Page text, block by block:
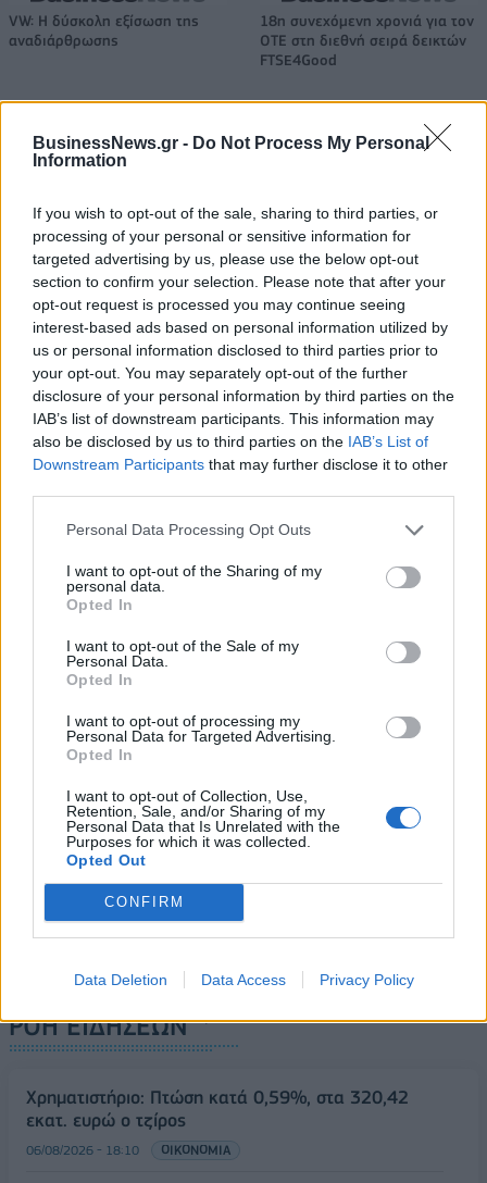
BusinessNews.gr - Do Not Process My Personal
Information
If you wish to opt-out of the sale, sharing to third parties, or
processing of your personal or sensitive information for
targeted advertising by us, please use the below opt-out
section to confirm your selection. Please note that after your
opt-out request is processed you may continue seeing
interest-based ads based on personal information utilized by
us or personal information disclosed to third parties prior to
your opt-out. You may separately opt-out of the further
disclosure of your personal information by third parties on the
IAB’s list of downstream participants. This information may
also be disclosed by us to third parties on the IAB’s List of
Downstream Participants that may further disclose it to other
Personal Data Processing Opt Outs
I want to opt-out of the Sharing of my
personal data.
Opted In
I want to opt-out of the Sale of my
Personal Data.
Opted In
I want to opt-out of processing my
Personal Data for Targeted Advertising.
Opted In
I want to opt-out of Collection, Use,
Retention, Sale, and/or Sharing of my
Personal Data that Is Unrelated with the
Purposes for which it was collected.
Opted Out
CONFIRM
Data Deletion Data Access Privacy Policy
VW: Η δύσκολη εξίσωση της
αναδιάρθρωσης
18η συνεχόμενη χρονιά για τον
ΟΤΕ στη διεθνή σειρά δεικτών
FTSE4Good
Alpha Bank: Για πρώτη φορά το Αρχαίο Θέατρο Επιδαύρου άνοιξε τις
πύλες του σε όλους
ESG Report 2025: Πώς η ΑΒ Βασιλόπουλος μετατρέπει τη
βιωσιμότητα σε καθημερινή πράξη
ΠΕΡΙΣΣΌΤΕΡΑ ΣΕ ΑΥΤΉ ΤΗΝ ΚΑΤΗΓΟΡΊΑ
ακυρώθηκαν τα
Καρναβάλια
εκδηλώσεις του δήμου για
ΡΟΗ ΕΙΔΗΣΕΩΝ
Χρηματιστήριο: Πτώση κατά 0,59%, στα 320,42
εκατ. ευρώ ο τζίρος
06/08/2026 - 18:10 ΟΙΚΟΝΟΜΙΑ